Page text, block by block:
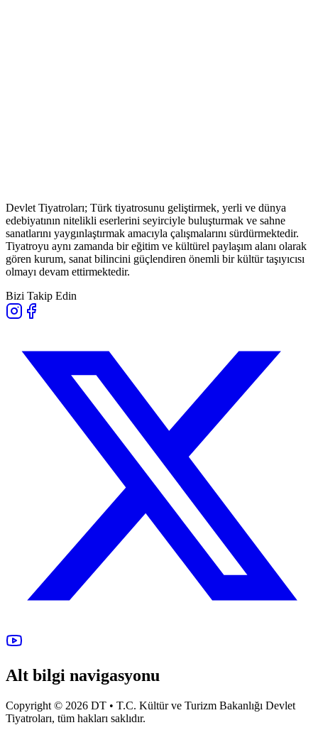
Devlet Tiyatroları; Türk tiyatrosunu geliştirmek, yerli ve dünya
edebiyatının nitelikli eserlerini seyirciyle buluşturmak ve sahne
sanatlarını yaygınlaştırmak amacıyla çalışmalarını sürdürmektedir.
Tiyatroyu aynı zamanda bir eğitim ve kültürel paylaşım alanı olarak
gören kurum, sanat bilincini güçlendiren önemli bir kültür taşıyıcısı
olmayı devam ettirmektedir.
Bizi Takip Edin
Alt bilgi navigasyonu
Copyright © 2026 DT • T.C. Kültür ve Turizm Bakanlığı Devlet
Tiyatroları, tüm hakları saklıdır.